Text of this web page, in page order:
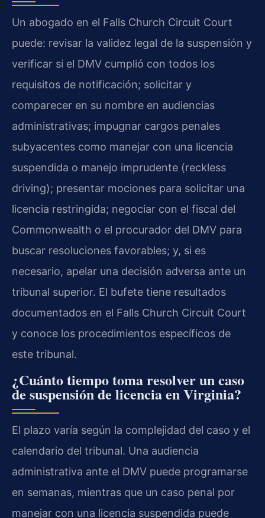
Un abogado en el Falls Church Circuit Court
puede: revisar la validez legal de la suspensión y
verificar si el DMV cumplió con todos los
requisitos de notificación; solicitar y
comparecer en su nombre en audiencias
administrativas; impugnar cargos penales
subyacentes como manejar con una licencia
suspendida o manejo imprudente (reckless
driving); presentar mociones para solicitar una
licencia restringida; negociar con el fiscal del
Commonwealth o el procurador del DMV para
buscar resoluciones favorables; y, si es
necesario, apelar una decisión adversa ante un
tribunal superior. El bufete tiene resultados
documentados en el Falls Church Circuit Court
y conoce los procedimientos específicos de
este tribunal.
¿Cuánto tiempo toma resolver un caso
de suspensión de licencia en Virginia?
El plazo varía según la complejidad del caso y el
calendario del tribunal. Una audiencia
administrativa ante el DMV puede programarse
en semanas, mientras que un caso penal por
manejar con una licencia suspendida puede